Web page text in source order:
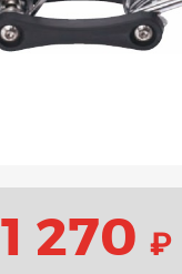
1 270 ₽